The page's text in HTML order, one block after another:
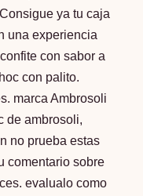
ya tu caja
una experiencia
con sabor a
con palito.
marca Ambrosoli
de ambrosoli,
no prueba estas
comentario sobre
evalualo como